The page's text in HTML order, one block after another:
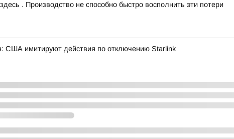
. Производство не способно быстро восполнить эти потери
США имитируют действия по отключению Starlink